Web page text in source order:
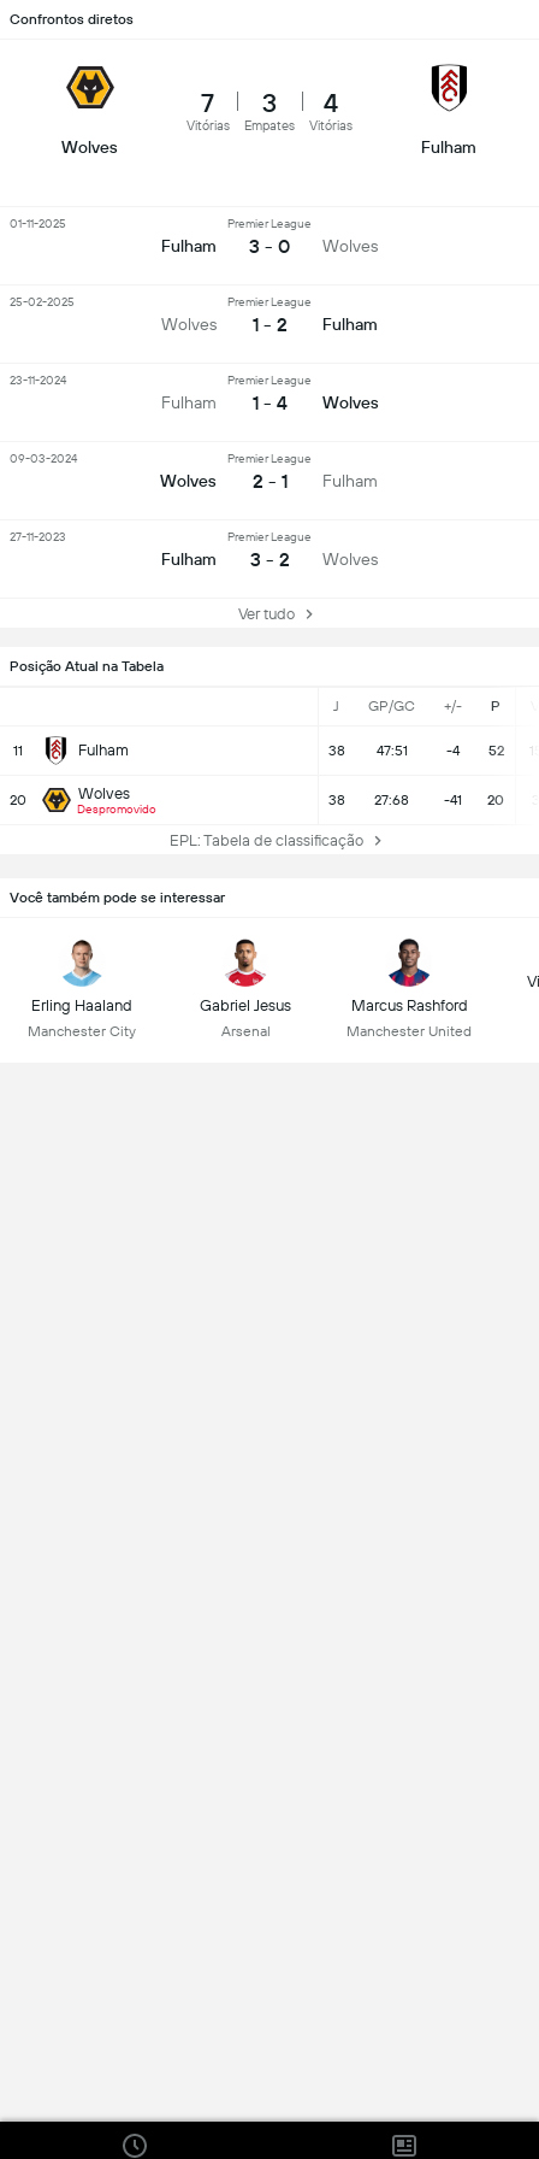
Posição Atual na Tabela
J GP/GC +/- P
11 Fulham 38 47:51 -4 52
20 Wolves
Despromovido
38 27:68 -41 20
EPL: Tabela de classificação
Confrontos diretos
Wolves
7
Vitórias
3
Empates
4
Vitórias
Fulham
Fulham
Premier League
3 - 0 Wolves
01-11-2025
Wolves
Premier League
1 - 2 Fulham
25-02-2025
Fulham
Premier League
1 - 4 Wolves
23-11-2024
Wolves
Premier League
2 - 1 Fulham
09-03-2024
Fulham
Premier League
3 - 2 Wolves
27-11-2023
Ver tudo
Você também pode se interessar
Erling Haaland
Manchester City
Gabriel Jesus
Arsenal
Marcus Rashford
Manchester United